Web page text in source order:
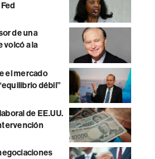
de una
volcó a la
el mercado
débil”
de EE.UU.